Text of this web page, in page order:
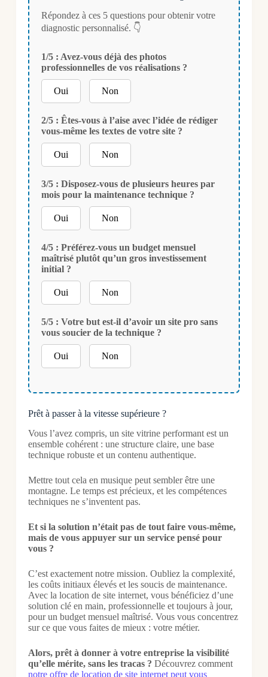
Répondez à ces 5 questions pour obtenir votre
diagnostic personnalisé. 👇
1/5 : Avez-vous déjà des photos
professionnelles de vos réalisations ?
Oui Non
2/5 : Êtes-vous à l’aise avec l’idée de rédiger
vous-même les textes de votre site ?
Oui Non
3/5 : Disposez-vous de plusieurs heures par
mois pour la maintenance technique ?
Oui Non
4/5 : Préférez-vous un budget mensuel
maîtrisé plutôt qu’un gros investissement
initial ?
Oui Non
5/5 : Votre but est-il d’avoir un site pro sans
vous soucier de la technique ?
Oui Non
Prêt à passer à la vitesse supérieure ?
Vous l’avez compris, un site vitrine performant est un
ensemble cohérent : une structure claire, une base
technique robuste et un contenu authentique.
Mettre tout cela en musique peut sembler être une
montagne. Le temps est précieux, et les compétences
techniques ne s’inventent pas.
Et si la solution n’était pas de tout faire vous-même,
mais de vous appuyer sur un service pensé pour
vous ?
C’est exactement notre mission. Oubliez la complexité,
les coûts initiaux élevés et les soucis de maintenance.
Avec la location de site internet, vous bénéficiez d’une
solution clé en main, professionnelle et toujours à jour,
pour un budget mensuel maîtrisé. Vous vous concentrez
sur ce que vous faites de mieux : votre métier.
Alors, prêt à donner à votre entreprise la visibilité
qu’elle mérite, sans les tracas ? Découvrez comment
notre offre de location de site internet peut vous